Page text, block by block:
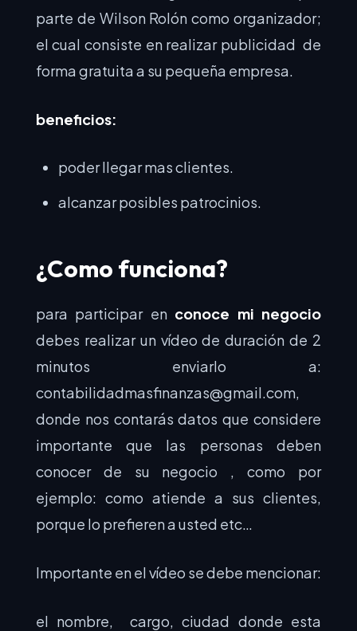
parte de Wilson Rolón como organizador;
el cual consiste en realizar publicidad de
forma gratuita a su pequeña empresa.
beneficios:
poder llegar mas clientes.
alcanzar posibles patrocinios.
¿Como funciona?
para participar en conoce mi negocio
debes realizar un vídeo de duración de 2
minutos enviarlo a:
contabilidadmasfinanzas@gmail.com,
donde nos contarás datos que considere
importante que las personas deben
conocer de su negocio , como por
ejemplo: como atiende a sus clientes,
porque lo prefieren a usted etc…
Importante en el vídeo se debe mencionar:
el nombre, cargo, ciudad donde esta